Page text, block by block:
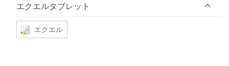
エクエルタブレット
エクエル